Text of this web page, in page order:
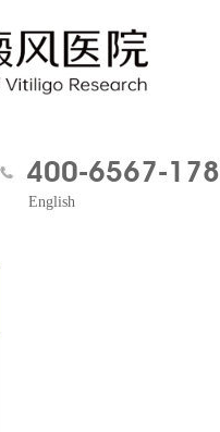
400-6567-178
English